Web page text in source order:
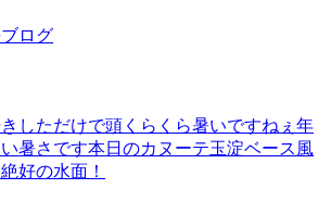
ログ
しただけで頭くらくら暑いですねぇ年
暑さです本日のカヌーテ玉淀ベース風
好の水面！